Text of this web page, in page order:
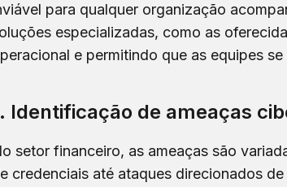
para qualquer organização
especializadas, como as
e permitindo que as equipes
Identificação de ameaças
setor financeiro, as ameaças são
credenciais até ataques direcionados